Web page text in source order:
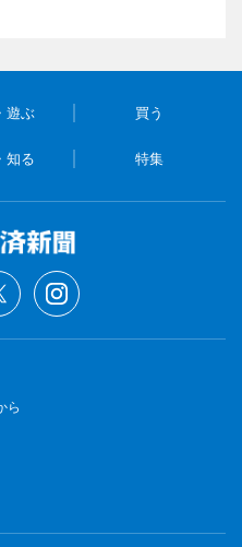
遊ぶ 買う
知る 特集
ら